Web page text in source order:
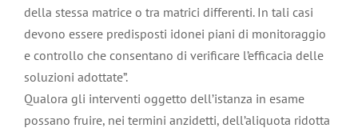
della stessa matrice o tra matrici differenti. In tali casi
devono essere predisposti idonei piani di monitoraggio
e controllo che consentano di verificare l’efficacia delle
soluzioni adottate”.
Qualora gli interventi oggetto dell’istanza in esame
possano fruire, nei termini anzidetti, dell’aliquota ridotta